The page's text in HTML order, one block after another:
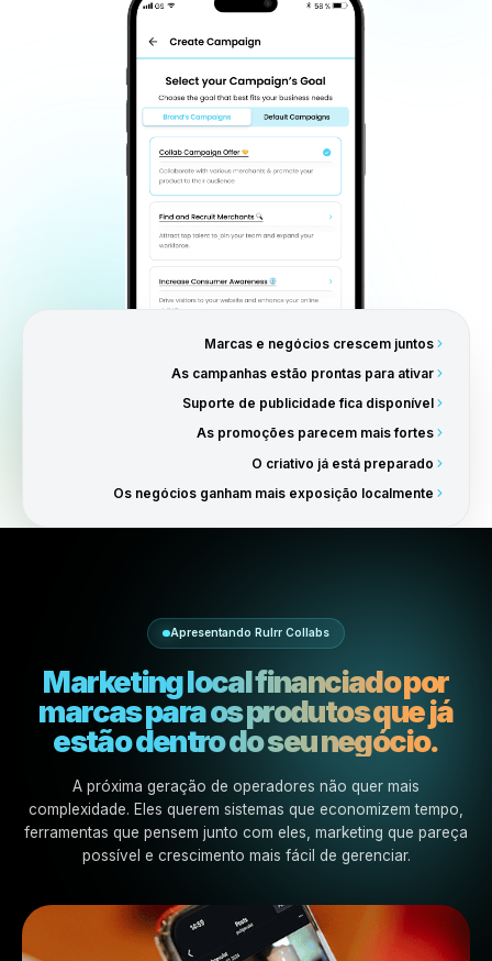
Os anúncios são lançados pelas redes
do negócio
As campanhas são executadas localmente por meio da
presença, público e mercado próprios do negócio.
Os negócios não precisam
fazer marketing sozinhos.
Os Collabs ajudam os negócios a crescer ao lado de